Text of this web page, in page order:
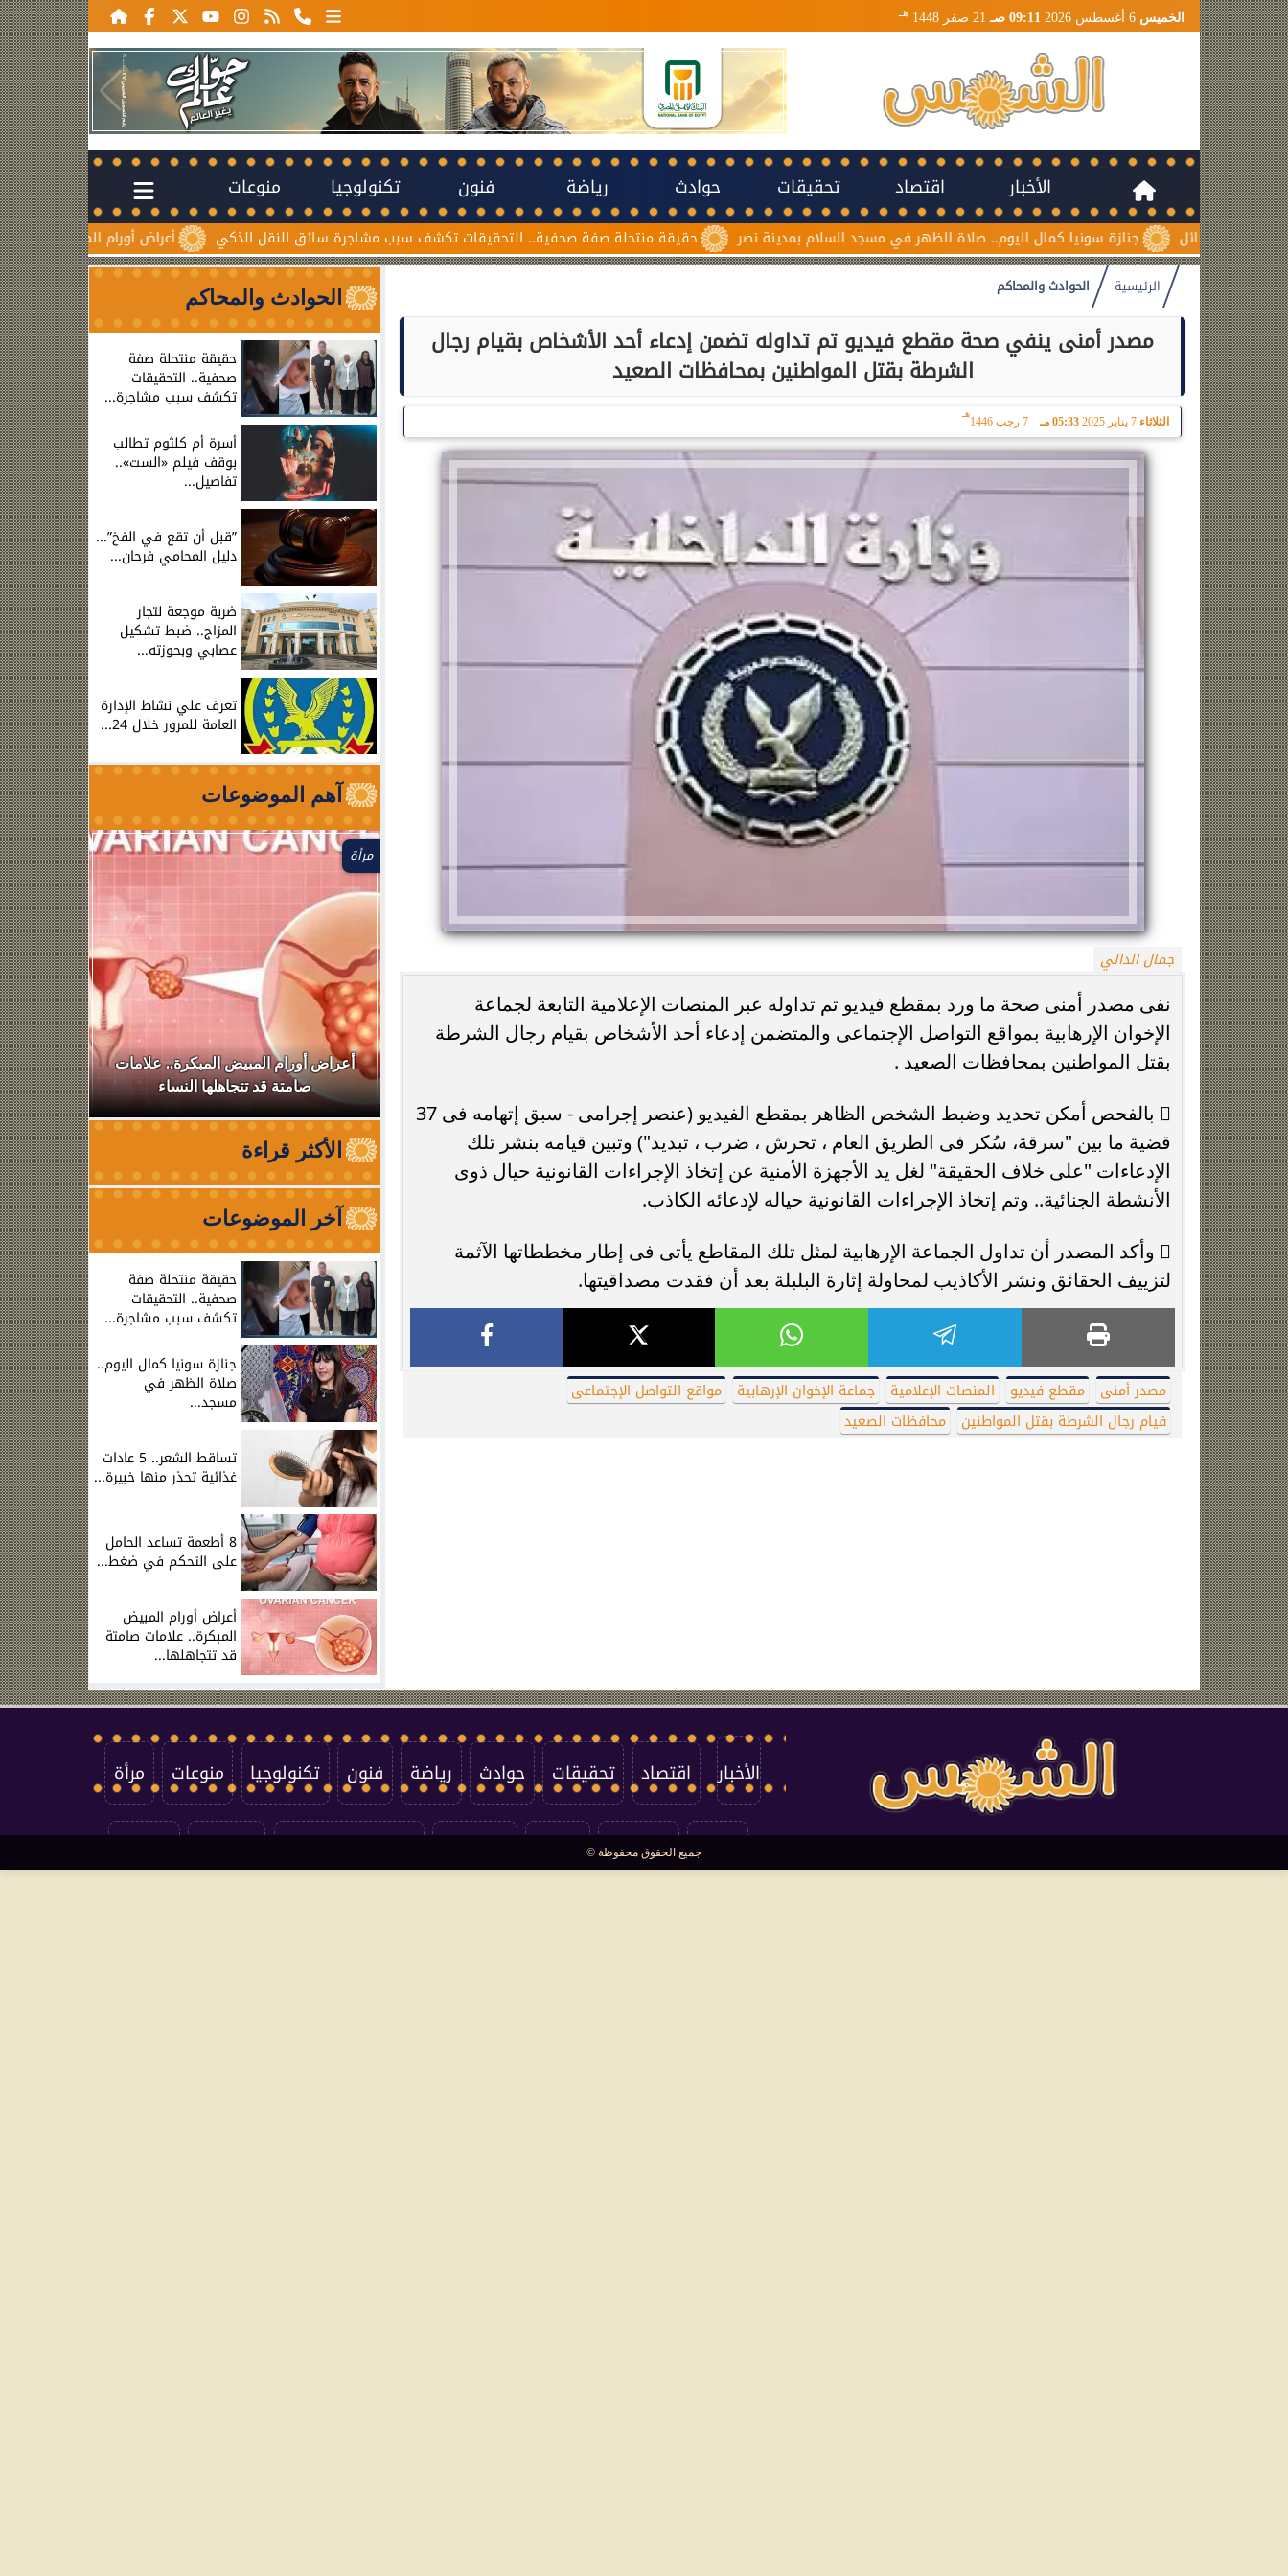
الخميس 09:11 صـ 21 صفر 1448 هـ
الأخبار اقتصاد تحقيقات حوادث رياضة فنون تكنولوجيا منوعات
أعراض أورام المبيض المبكرة.. حقيقة منتحلة صفة صحفية.. التحقيقات تكشف سبب مشاجرة سائق النقل الذكي جنازة سونيا كمال اليوم.. صلاة الظهر في مسجد السلام بمدينة نصر
الرئيسية الحوادث والمحاكم
مصدر أمنى ينفي صحة مقطع فيديو تم تداوله تضمن إدعاء أحد الأشخاص بقيام رجال
الشرطة بقتل المواطنين بمحافظات الصعيد
الثلاثاء 7 يناير 2025 05:33 مـ 7 رجب 1446
هـ
جمال الدالي
نفى مصدر أمنى صحة ما ورد بمقطع فيديو تم تداوله عبر المنصات الإعلامية التابعة لجماعة
الإخوان الإرهابية بمواقع التواصل الإجتماعى والمتضمن إدعاء أحد الأشخاص بقيام رجال الشرطة
بقتل المواطنين بمحافظات الصعيد .
 بالفحص أمكن تحديد وضبط الشخص الظاهر بمقطع الفيديو (عنصر إجرامى - سبق إتهامه فى 37
قضية ما بين "سرقة، سُكر فى الطريق العام ، تحرش ، ضرب ، تبديد") وتبين قيامه بنشر تلك
الإدعاءات "على خلاف الحقيقة" لغل يد الأجهزة الأمنية عن إتخاذ الإجراءات القانونية حيال ذوى
الأنشطة الجنائية.. وتم إتخاذ الإجراءات القانونية حياله لإدعائه الكاذب.
 وأكد المصدر أن تداول الجماعة الإرهابية لمثل تلك المقاطع يأتى فى إطار مخططاتها الآثمة
لتزييف الحقائق ونشر الأكاذيب لمحاولة إثارة البلبلة بعد أن فقدت مصداقيتها.
مصدر أمنى مقطع فيديو المنصات الإعلامية جماعة الإخوان الإرهابية
مواقع التواصل الإجتماعى
قيام رجال الشرطة بقتل المواطنين
محافظات الصعيد
الحوادث والمحاكم
حقيقة منتحلة صفة
صحفية.. التحقيقات
تكشف سبب مشاجرة...
أسرة أم كلثوم تطالب
بوقف فيلم «الست»..
تفاصيل...
”قبل أن تقع في الفخ”...
دليل المحامي فرحان...
ضربة موجعة لتجار
المزاج.. ضبط تشكيل
عصابي وبحوزته...
تعرف علي نشاط الإدارة
العامة للمرور خلال 24...
آهم الموضوعات
حقيقة منتحلة صفة صحفية.. التحقيقات
تكشف سبب مشاجرة سائق النقل الذكي
جنازة سونيا كمال اليوم.. صلاة الظهر في
مرأة
أعراض أورام المبيض المبكرة.. علامات
صامتة قد تتجاهلها النساء
أسرة أم
الأكثر قراءة
آخر الموضوعات
حقيقة منتحلة صفة
صحفية.. التحقيقات
تكشف سبب مشاجرة...
جنازة سونيا كمال اليوم..
صلاة الظهر في
مسجد...
تساقط الشعر.. 5 عادات
غذائية تحذر منها خبيرة...
8 أطعمة تساعد الحامل
على التحكم في ضغط...
أعراض أورام المبيض
المبكرة.. علامات صامتة
قد تتجاهلها...
الأخبار اقتصاد تحقيقات حوادث رياضة فنون تكنولوجيا منوعات مرأة
العالم سوشيال
جميع الحقوق محفوظة ©